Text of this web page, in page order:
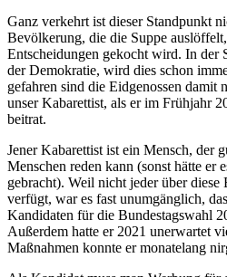
Ganz verkehrt ist dieser Standpunkt
Bevölkerung, die die Suppe
Entscheidungen gekocht wird. In der
der Demokratie, wird dies schon
gefahren sind die Eidgenossen damit
unser Kabarettist, als er im Frühjahr
beitrat.
Jener Kabarettist ist ein Mensch, der
Menschen reden kann (sonst hätte er
gebracht). Weil nicht jeder über diese
verfügt, war es fast unumgänglich,
Kandidaten für die Bundestagswahl
Außerdem hatte er 2021 unerwartet
Maßnahmen konnte er monatelang